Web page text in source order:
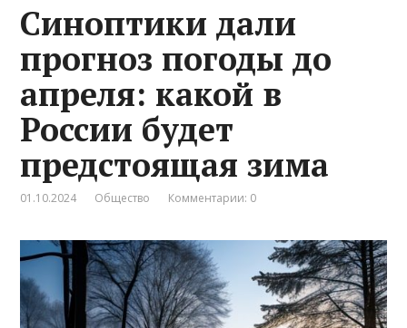
Синоптики дали
прогноз погоды до
апреля: какой в
России будет
предстоящая зима
01.10.2024 Общество Комментарии: 0